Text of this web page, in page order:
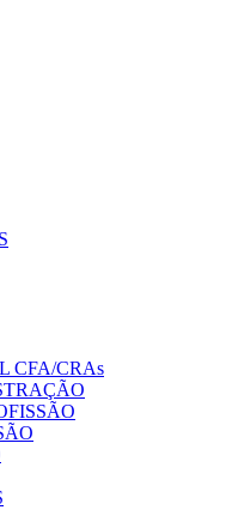
CFA/CRAs